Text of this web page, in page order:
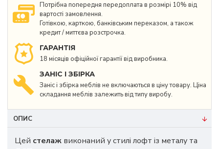
Потрібна попередня передоплата в розмірі 10% від
вартості замовлення.
Готівкою, карткою, банківським переказом, а також
кредит / миттєва розстрочка.
ГАРАНТІЯ
18 місяців офіційної гарантії від виробника.
ЗАНІС І ЗБІРКА
Заніс і збірка меблів не включаються в ціну товару. Ціна
складання меблів залежить від типу виробу.
ОПИС
Цей стелаж виконаний у стилі лофт із металу та